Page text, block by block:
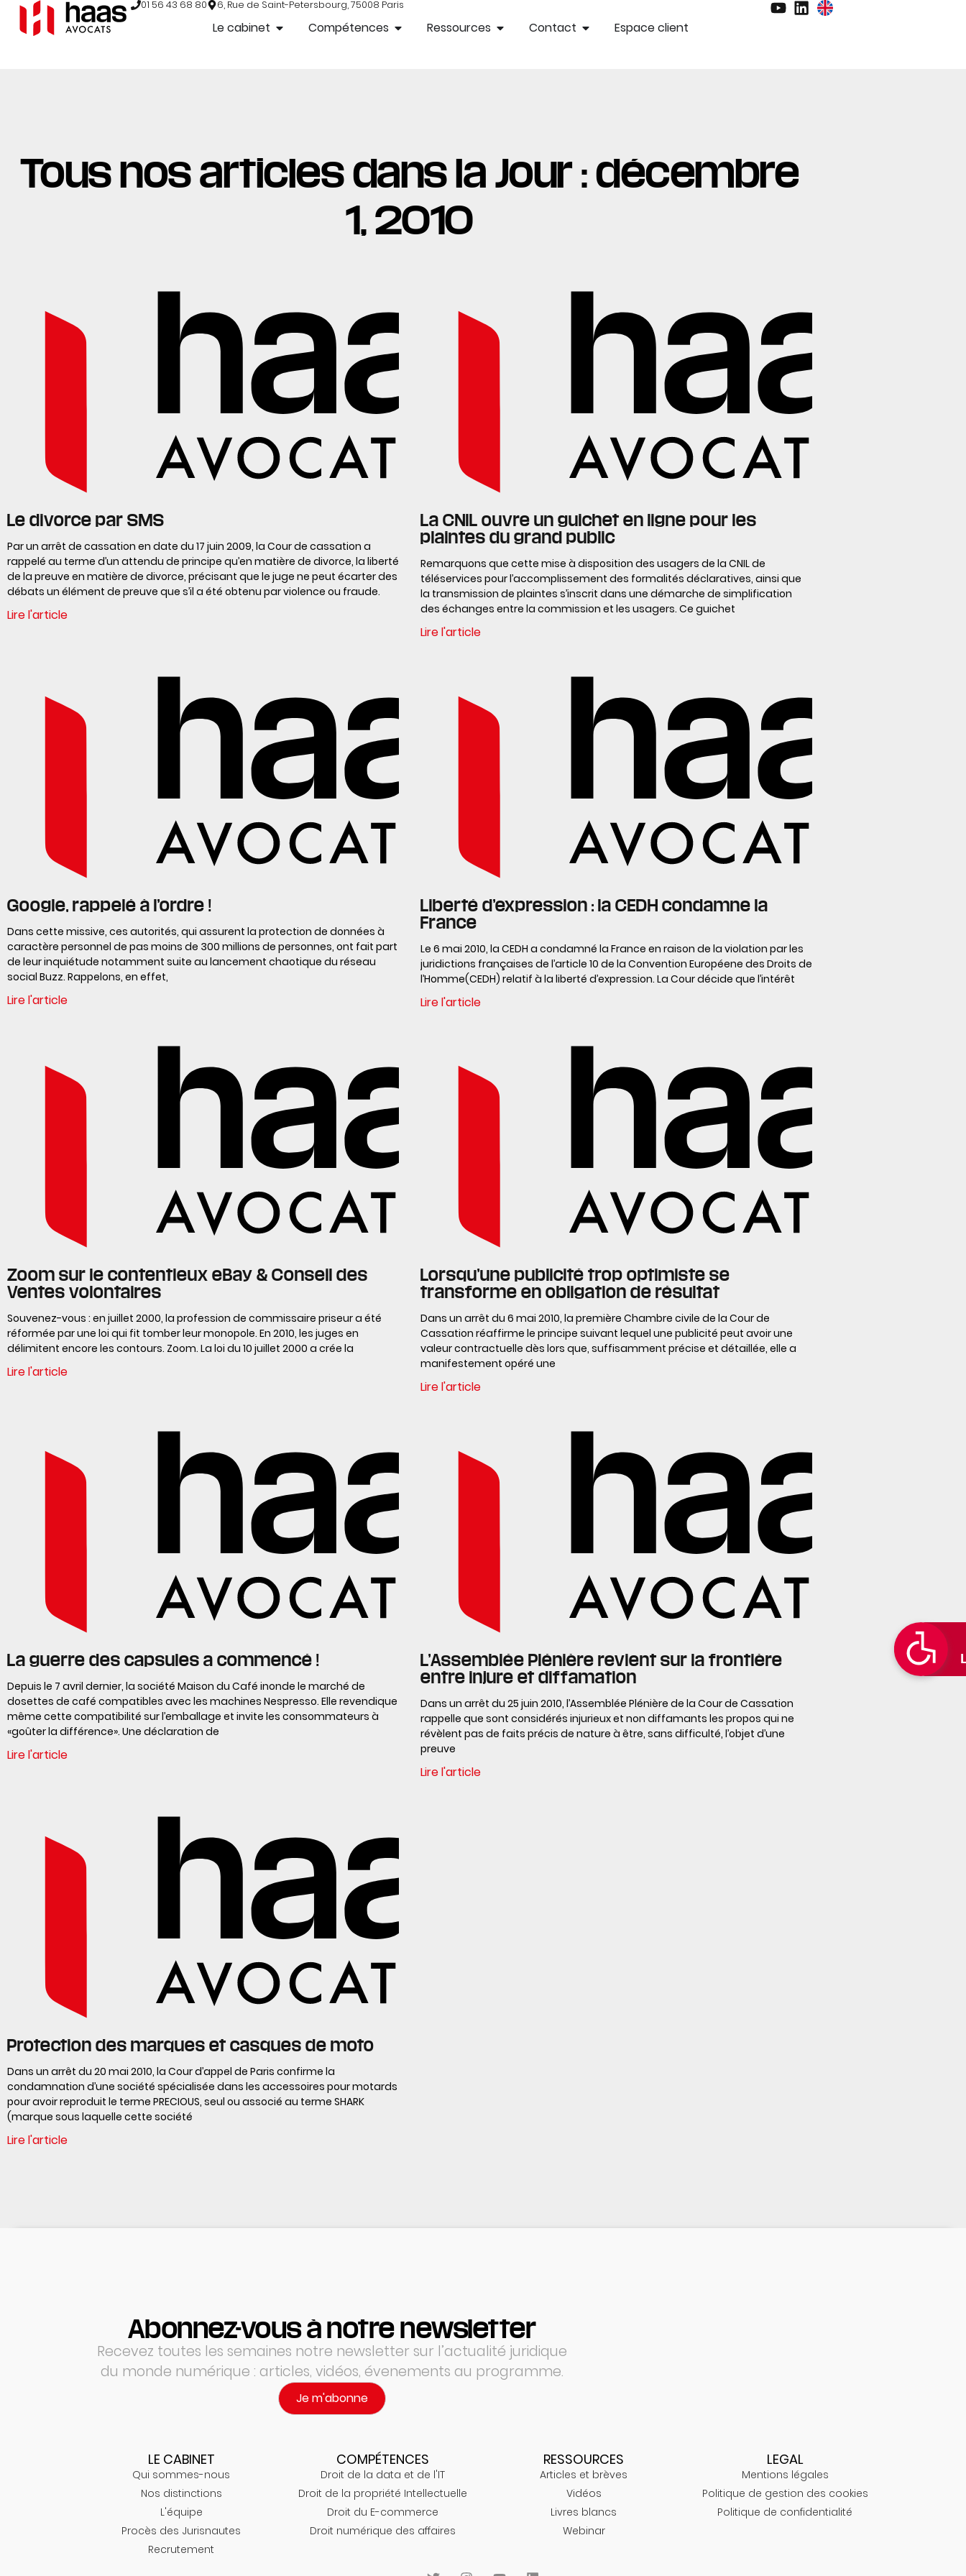
01 56 43 68 80 6, Rue de Saint-Petersbourg, 75008 Paris
Le cabinet Compétences Ressources Contact Espace client
Tous nos articles dans la Jour : décembre
1, 2010
Le divorce par SMS
Par un arrêt de cassation en date du 17 juin 2009, la Cour de cassation a
rappelé au terme d’un attendu de principe qu’en matière de divorce, la liberté
de la preuve en matière de divorce, précisant que le juge ne peut écarter des
débats un élément de preuve que s’il a été obtenu par violence ou fraude.
Lire l'article
La CNIL ouvre un guichet en ligne pour les
plaintes du grand public
Remarquons que cette mise à disposition des usagers de la CNIL de
téléservices pour l’accomplissement des formalités déclaratives, ainsi que
la transmission de plaintes s’inscrit dans une démarche de simplification
des échanges entre la commission et les usagers. Ce guichet
Lire l'article
Google, rappelé à l’ordre !
Dans cette missive, ces autorités, qui assurent la protection de données à
caractère personnel de pas moins de 300 millions de personnes, ont fait part
de leur inquiétude notamment suite au lancement chaotique du réseau
social Buzz. Rappelons, en effet,
Lire l'article
Liberté d’expression : la CEDH condamne la
France
Le 6 mai 2010, la CEDH a condamné la France en raison de la violation par les
juridictions françaises de l’article 10 de la Convention Européene des Droits de
l’Homme(CEDH) relatif à la liberté d’expression. La Cour décide que l’intérêt
Lire l'article
Zoom sur le contentieux eBay & Conseil des
Ventes volontaires
Souvenez-vous : en juillet 2000, la profession de commissaire priseur a été
réformée par une loi qui fit tomber leur monopole. En 2010, les juges en
délimitent encore les contours. Zoom. La loi du 10 juillet 2000 a crée la
Lire l'article
Lorsqu’une publicité trop optimiste se
transforme en obligation de résultat
Dans un arrêt du 6 mai 2010, la première Chambre civile de la Cour de
Cassation réaffirme le principe suivant lequel une publicité peut avoir une
valeur contractuelle dès lors que, suffisamment précise et détaillée, elle a
manifestement opéré une
Lire l'article
La guerre des capsules a commencé !
Depuis le 7 avril dernier, la société Maison du Café inonde le marché de
dosettes de café compatibles avec les machines Nespresso. Elle revendique
même cette compatibilité sur l’emballage et invite les consommateurs à
«goûter la différence». Une déclaration de
Lire l'article
L’Assemblée Plénière revient sur la frontière
entre injure et diffamation
Dans un arrêt du 25 juin 2010, l’Assemblée Plénière de la Cour de Cassation
rappelle que sont considérés injurieux et non diffamants les propos qui ne
révèlent pas de faits précis de nature à être, sans difficulté, l’objet d’une
preuve
Lire l'article
Protection des marques et casques de moto
Dans un arrêt du 20 mai 2010, la Cour d’appel de Paris confirme la
condamnation d’une société spécialisée dans les accessoires pour motards
pour avoir reproduit le terme PRECIOUS, seul ou associé au terme SHARK
(marque sous laquelle cette société
Lire l'article
Abonnez-vous à notre newsletter
Recevez toutes les semaines notre newsletter sur l’actualité juridique
du monde numérique : articles, vidéos, évenements au programme.
Je m'abonne
LE CABINET
Qui sommes-nous
Nos distinctions
L'équipe
Procès des Jurisnautes
Recrutement
COMPÉTENCES
Droit de la data et de l'IT
Droit de la propriété Intellectuelle
Droit du E-commerce
Droit numérique des affaires
RESSOURCES
Articles et brèves
Vidéos
Livres blancs
Webinar
LEGAL
Mentions légales
Politique de gestion des cookies
Politique de confidentialité